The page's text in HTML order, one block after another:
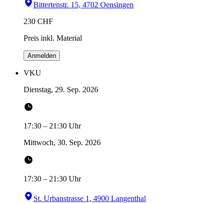
Bittertenstr. 15, 4702 Oensingen
230 CHF
Preis inkl. Material
Anmelden
VKU
Dienstag, 29. Sep. 2026
17:30 – 21:30 Uhr
Mittwoch, 30. Sep. 2026
17:30 – 21:30 Uhr
St. Urbanstrasse 1, 4900 Langenthal